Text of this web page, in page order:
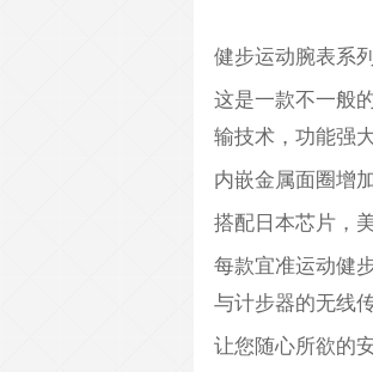
健步运动腕表系
这是一款不一般
输技术，功能强
内嵌金属面圈增
搭配日本芯片，
每款宜准运动健
与计步器的无线
让您随心所欲的